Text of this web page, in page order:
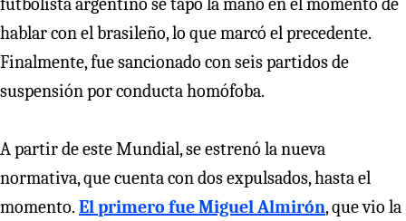
hablar con el brasileño, lo que marcó el precedente.
Finalmente, fue sancionado con seis partidos de
suspensión por conducta homófoba.
A partir de este Mundial, se estrenó la nueva
normativa, que cuenta con dos expulsados, hasta el
momento. El primero fue Miguel Almirón, que vio la